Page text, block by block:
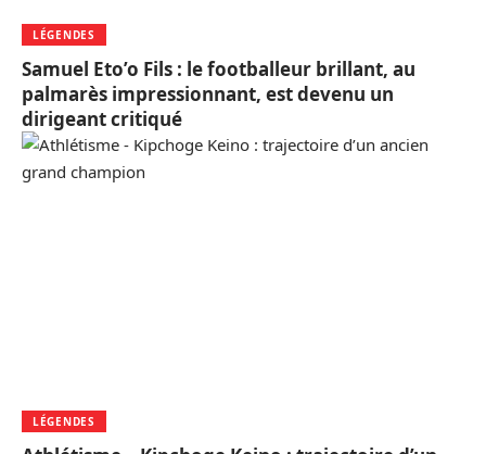
LÉGENDES
Samuel Eto’o Fils : le footballeur brillant, au
palmarès impressionnant, est devenu un
dirigeant critiqué
LÉGENDES